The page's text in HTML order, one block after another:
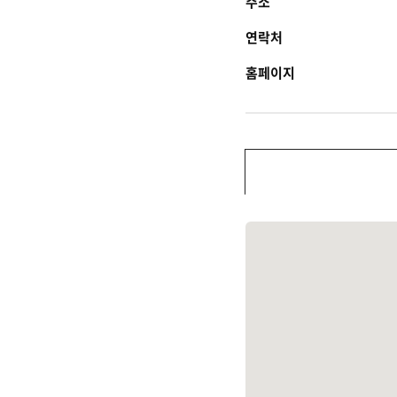
연락처
홈페이지